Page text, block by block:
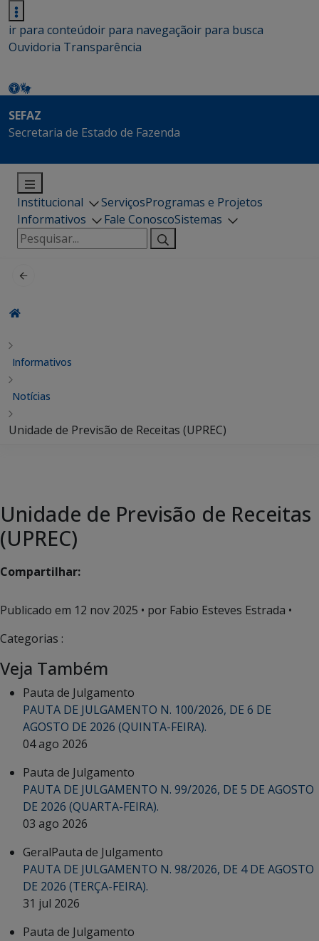
ir para conteúdoir para navegaçãoir para busca
Ouvidoria Transparência
SEFAZ
Secretaria de Estado de Fazenda
Institucional ServiçosProgramas e Projetos
Informativos
Fale ConoscoSistemas
Pesquisar
por:
Informativos
Notícias
Unidade de Previsão de Receitas (UPREC)
Unidade de Previsão de Receitas
(UPREC)
Compartilhar:
Publicado em 12 nov 2025 • por Fabio Esteves Estrada •
Categorias :
Veja Também
Pauta de Julgamento
PAUTA DE JULGAMENTO N. 100/2026, DE 6 DE
AGOSTO DE 2026 (QUINTA-FEIRA).
04 ago 2026
Pauta de Julgamento
PAUTA DE JULGAMENTO N. 99/2026, DE 5 DE AGOSTO
DE 2026 (QUARTA-FEIRA).
03 ago 2026
GeralPauta de Julgamento
PAUTA DE JULGAMENTO N. 98/2026, DE 4 DE AGOSTO
DE 2026 (TERÇA-FEIRA).
31 jul 2026
Pauta de Julgamento